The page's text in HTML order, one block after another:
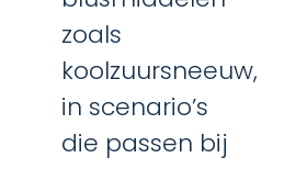
zoals
koolzuursneeuw,
in scenario’s
die passen bij